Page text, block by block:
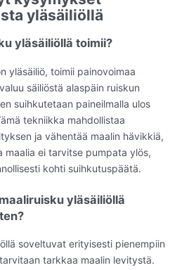
yläsäiliöllä
yläsäiliöllä toimii?
yläsäiliö, toimii painovoimaa
säiliöstä alaspäin ruiskun
suihkutetaan paineilmalla ulos
tekniikka mahdollistaa
ja vähentää maalin hävikkiä,
maalia ei tarvitse pumpata ylös,
kohti suihkutuspäätä.
yläsäiliöllä
soveltuvat erityisesti pienempiin
tarkkaa maalin levitystä.